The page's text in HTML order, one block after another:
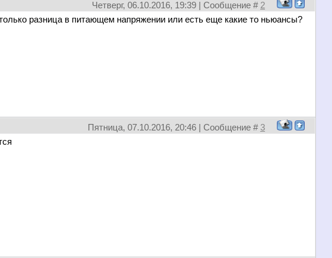
Четверг, 06.10.2016, 19:39 | Сообщение # 2
разница в питающем напряжении или есть еще какие то ньюансы?
Пятница, 07.10.2016, 20:46 | Сообщение # 3